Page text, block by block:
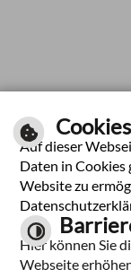
Cookies
Auf dieser
Daten in Cookies
Website zu
Hier können Sie
Webseite